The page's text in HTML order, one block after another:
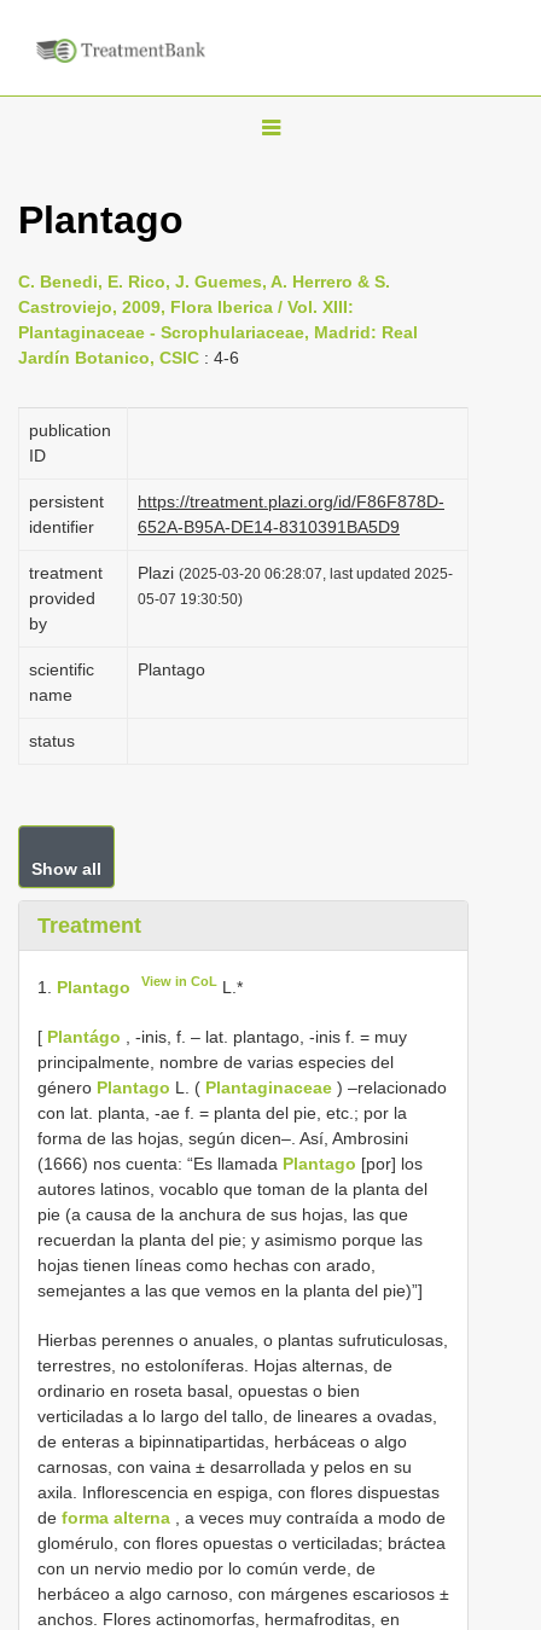
T
e
n
a
t
i
Plantago
C. Benedi, E. Rico, J. Guemes, A. Herrero & S.
Castroviejo, 2009, Flora Iberica / Vol. XIII:
Plantaginaceae - Scrophulariaceae, Madrid: Real
Jardín Botanico, CSIC : 4-6
publication
ID
persistent
identifier
https://treatment.plazi.org/id/F86F878D-
652A-B95A-DE14-8310391BA5D9
treatment
provided
by
Plazi (2025-03-20 06:28:07, last updated 2025-
05-07 19:30:50)
scientific
name
Plantago
status
Show all
Treatment
1. Plantago View in CoL L.*
[ Plantágo , -inis, f. – lat. plantago, -inis f. = muy
principalmente, nombre de varias especies del
género Plantago L. ( Plantaginaceae ) –relacionado
con lat. planta, -ae f. = planta del pie, etc.; por la
forma de las hojas, según dicen–. Así, Ambrosini
(1666) nos cuenta: “Es llamada Plantago [por] los
autores latinos, vocablo que toman de la planta del
pie (a causa de la anchura de sus hojas, las que
recuerdan la planta del pie; y asimismo porque las
hojas tienen líneas como hechas con arado,
semejantes a las que vemos en la planta del pie)”]
Hierbas perennes o anuales, o plantas sufruticulosas,
terrestres, no estoloníferas. Hojas alternas, de
ordinario en roseta basal, opuestas o bien
verticiladas a lo largo del tallo, de lineares a ovadas,
de enteras a bipinnatipartidas, herbáceas o algo
carnosas, con vaina ± desarrollada y pelos en su
axila. Inflorescencia en espiga, con flores dispuestas
de forma alterna , a veces muy contraída a modo de
glomérulo, con flores opuestas o verticiladas; bráctea
con un nervio medio por lo común verde, de
herbáceo a algo carnoso, con márgenes escariosos ±
anchos. Flores actinomorfas, hermafroditas, en